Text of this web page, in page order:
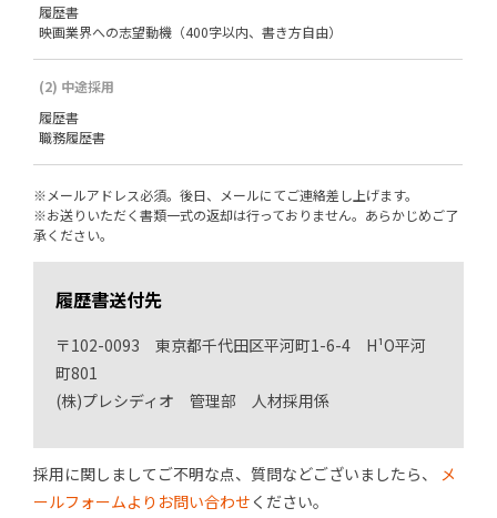
履歴書
映画業界への志望動機（400字以内、書き方自由）
(2) 中途採用
履歴書
職務履歴書
※メールアドレス必須。後日、メールにてご連絡差し上げます。
※お送りいただく書類一式の返却は行っておりません。あらかじめご了
承ください。
履歴書送付先
〒102-0093 東京都千代田区平河町1-6-4 H¹O平河
町801
(株)プレシディオ 管理部 人材採用係
採用に関しましてご不明な点、質問などございましたら、 メ
ールフォームよりお問い合わせ ください。